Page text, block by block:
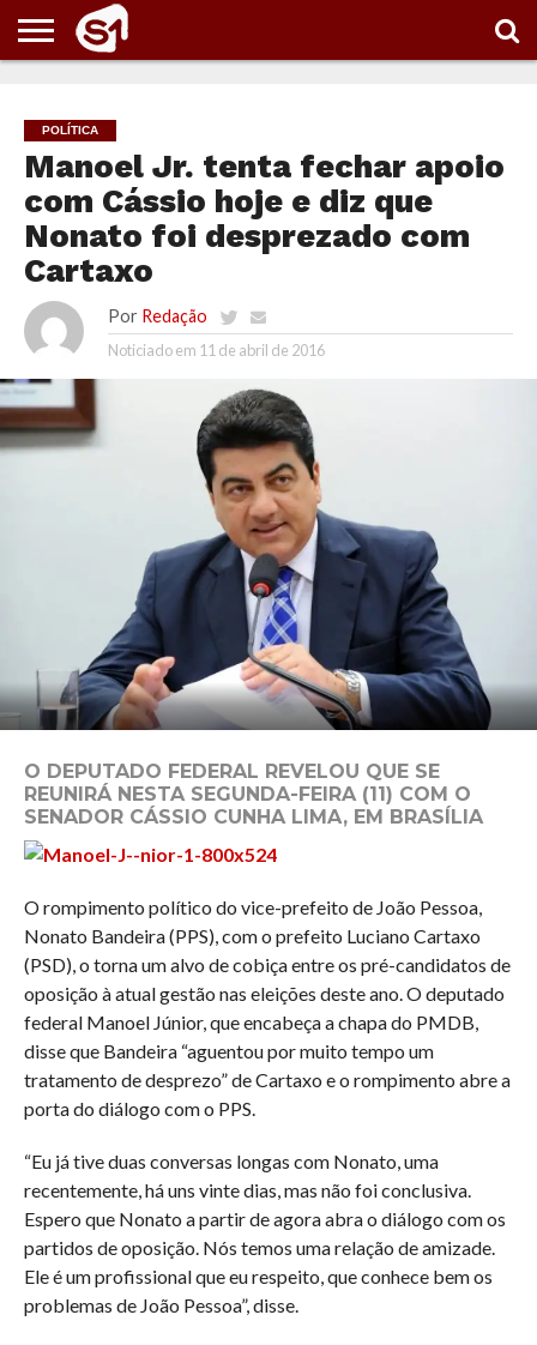
POLÍTICA
Manoel Jr. tenta fechar apoio
com Cássio hoje e diz que
Nonato foi desprezado com
Cartaxo
Por Redação
Noticiado em 11 de abril de 2016
O DEPUTADO FEDERAL REVELOU QUE SE
REUNIRÁ NESTA SEGUNDA-FEIRA (11) COM O
SENADOR CÁSSIO CUNHA LIMA, EM BRASÍLIA
O rompimento político do vice-prefeito de João Pessoa,
Nonato Bandeira (PPS), com o prefeito Luciano Cartaxo
(PSD), o torna um alvo de cobiça entre os pré-candidatos de
oposição à atual gestão nas eleições deste ano. O deputado
federal Manoel Júnior, que encabeça a chapa do PMDB,
disse que Bandeira “aguentou por muito tempo um
tratamento de desprezo” de Cartaxo e o rompimento abre a
porta do diálogo com o PPS.
“Eu já tive duas conversas longas com Nonato, uma
recentemente, há uns vinte dias, mas não foi conclusiva.
Espero que Nonato a partir de agora abra o diálogo com os
partidos de oposição. Nós temos uma relação de amizade.
Ele é um profissional que eu respeito, que conhece bem os
problemas de João Pessoa”, disse.